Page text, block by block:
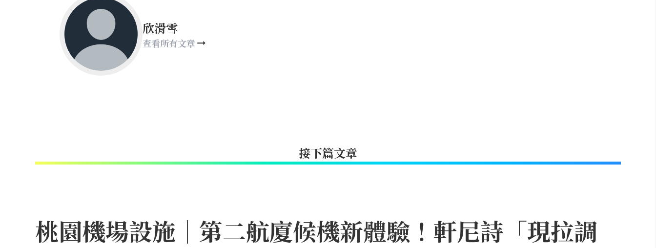
欣滑雪
查看所有文章
接下篇文章
桃園機場設施｜第二航廈候機新體驗！軒尼詩「現拉調